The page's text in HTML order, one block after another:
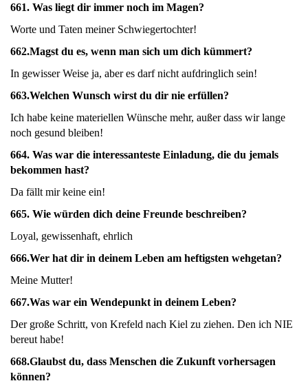
661. Was liegt dir immer noch im Magen?
Worte und Taten meiner Schwiegertochter!
662.Magst du es, wenn man sich um dich kümmert?
In gewisser Weise ja, aber es darf nicht aufdringlich sein!
663.Welchen Wunsch wirst du dir nie erfüllen?
Ich habe keine materiellen Wünsche mehr, außer dass wir lange
noch gesund bleiben!
664. Was war die interessanteste Einladung, die du jemals
bekommen hast?
Da fällt mir keine ein!
665. Wie würden dich deine Freunde beschreiben?
Loyal, gewissenhaft, ehrlich
666.Wer hat dir in deinem Leben am heftigsten wehgetan?
Meine Mutter!
667.Was war ein Wendepunkt in deinem Leben?
Der große Schritt, von Krefeld nach Kiel zu ziehen. Den ich NIE
bereut habe!
668.Glaubst du, dass Menschen die Zukunft vorhersagen
können?